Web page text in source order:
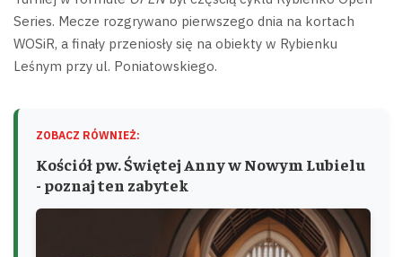
Series. Mecze rozgrywano pierwszego dnia na kortach
WOSiR, a finały przeniosły się na obiekty w Rybienku
Leśnym przy ul. Poniatowskiego.
ZOBACZ RÓWNIEŻ:
Kościół pw. Świętej Anny w Nowym Lubielu
- poznaj ten zabytek